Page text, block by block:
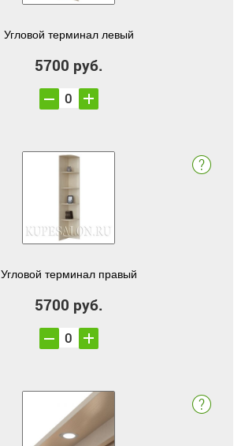
Угловой терминал левый
5700 руб.
Угловой терминал правый
5700 руб.